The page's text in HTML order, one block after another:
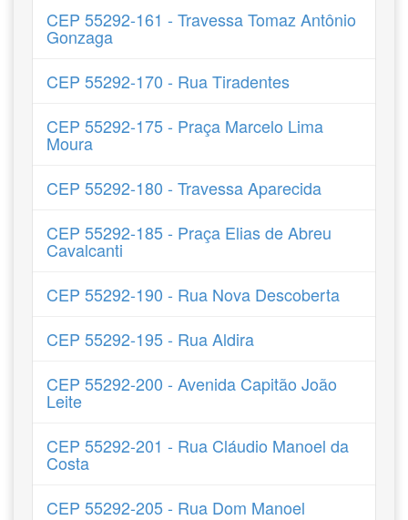
CEP 55292-161 - Travessa Tomaz Antônio
Gonzaga
CEP 55292-170 - Rua Tiradentes
CEP 55292-175 - Praça Marcelo Lima
Moura
CEP 55292-180 - Travessa Aparecida
CEP 55292-185 - Praça Elias de Abreu
Cavalcanti
CEP 55292-190 - Rua Nova Descoberta
CEP 55292-195 - Rua Aldira
CEP 55292-200 - Avenida Capitão João
Leite
CEP 55292-201 - Rua Cláudio Manoel da
Costa
CEP 55292-205 - Rua Dom Manoel